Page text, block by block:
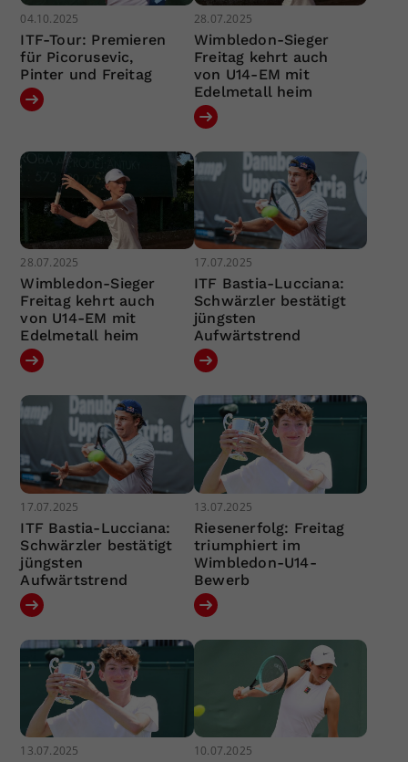
04.10.2025
ITF-Tour: Premieren
für Picorusevic,
Pinter und Freitag
28.07.2025
Wimbledon-Sieger
Freitag kehrt auch
von U14-EM mit
Edelmetall heim
28.07.2025
Wimbledon-Sieger
Freitag kehrt auch
von U14-EM mit
Edelmetall heim
17.07.2025
ITF Bastia-Lucciana:
Schwärzler bestätigt
jüngsten
Aufwärtstrend
17.07.2025
ITF Bastia-Lucciana:
Schwärzler bestätigt
jüngsten
Aufwärtstrend
13.07.2025
Riesenerfolg: Freitag
triumphiert im
Wimbledon-U14-
Bewerb
13.07.2025 10.07.2025